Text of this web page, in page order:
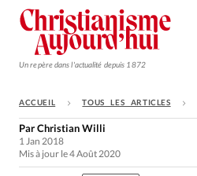
Un repère dans l'actualité depuis 1872
Monde
ACCUEIL TOUS LES ARTICLES
ParChristian Willi
1 Jan 2018
Mis à jour le 4 Août 2020